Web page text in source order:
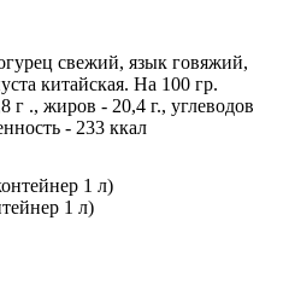
свежий, язык говяжий,
китайская. На 100 гр.
г ., жиров - 20,4 г., углеводов
- 233 ккал
1 л)